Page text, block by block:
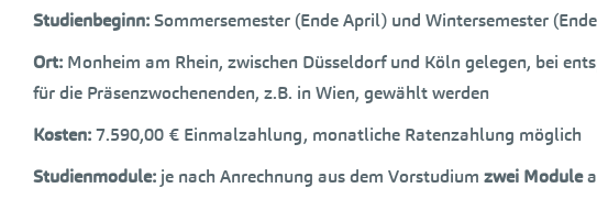
Studienbeginn:Sommersemester (Ende April) und Wintersemester
Ort: Monheim am Rhein, zwischen Düsseldorf und Köln gelegen, bei
für die Präsenzwochenenden, z.B. in Wien, gewählt werden
Kosten:7.590,00 € Einmalzahlung, monatliche Ratenzahlung möglich
Studienmodule: je nach Anrechnung aus dem Vorstudium zwei Module